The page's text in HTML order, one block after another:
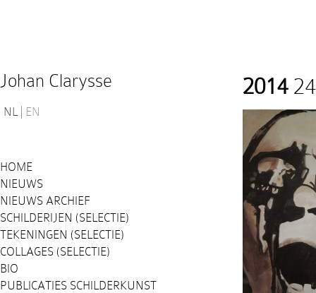
Johan Clarysse
NL EN
HOME
NIEUWS
NIEUWS ARCHIEF
SCHILDERIJEN (SELECTIE)
TEKENINGEN (SELECTIE)
COLLAGES (SELECTIE)
BIO
PUBLICATIES SCHILDERKUNST
2014